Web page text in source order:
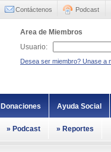
Contáctenos Podcast
Area de Miembros
Usuario:
Desea ser miembro? Unase a
Donaciones Ayuda Social
» Podcast » Reportes